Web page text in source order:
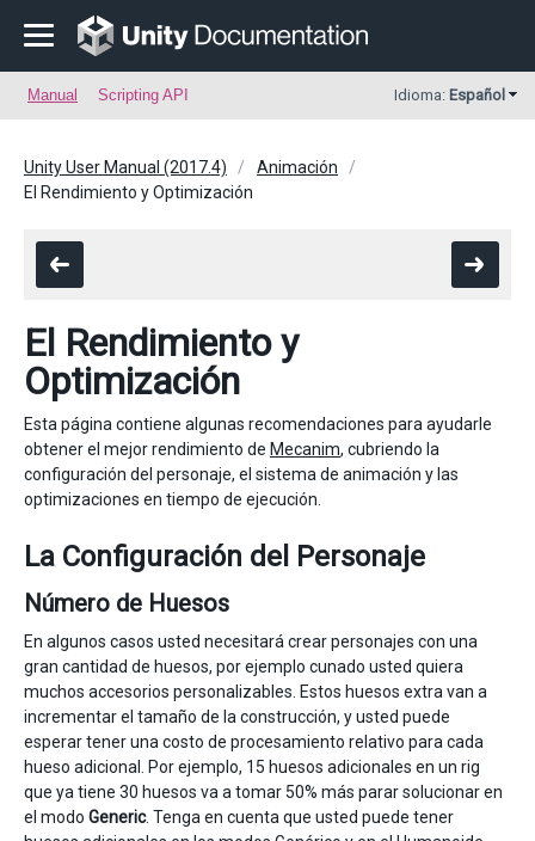
Manual Scripting API Idioma: Español
Unity User Manual (2017.4)
Animación
El Rendimiento y Optimización
El Rendimiento y
Optimización
Esta página contiene algunas recomendaciones para ayudarle
obtener el mejor rendimiento de Mecanim, cubriendo la
configuración del personaje, el sistema de animación y las
optimizaciones en tiempo de ejecución.
La Configuración del Personaje
Número de Huesos
En algunos casos usted necesitará crear personajes con una
gran cantidad de huesos, por ejemplo cunado usted quiera
muchos accesorios personalizables. Estos huesos extra van a
incrementar el tamaño de la construcción, y usted puede
esperar tener una costo de procesamiento relativo para cada
hueso adicional. Por ejemplo, 15 huesos adicionales en un rig
que ya tiene 30 huesos va a tomar 50% más parar solucionar en
el modo Generic. Tenga en cuenta que usted puede tener